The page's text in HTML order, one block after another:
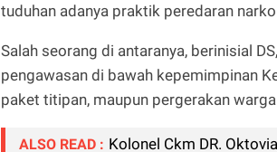
tuduhan adanya praktik peredaran
Salah seorang di antaranya, berinisial
pengawasan di bawah kepemimpinan
paket titipan, maupun pergerakan
ALSO READ : Kolonel Ckm DR.